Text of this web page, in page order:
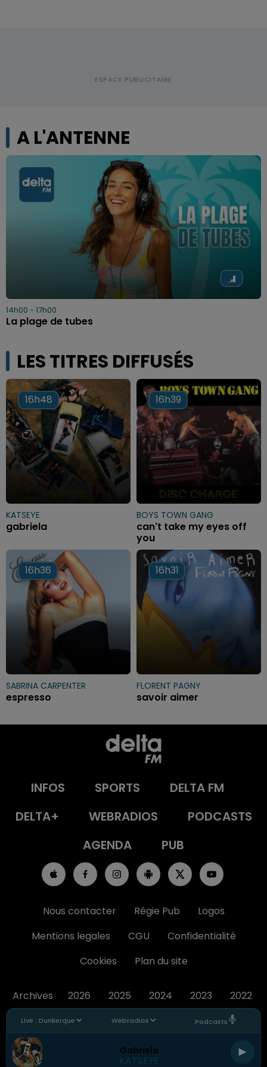
Live : Dunkerque Webradios Podcasts
Gabriela
KATSEYE
A L'ANTENNE
14h00 - 17h00
La plage de tubes
LES TITRES DIFFUSÉS
16h48
16h48
KATSEYE
gabriela
16h39
16h39
BOYS TOWN GANG
can't take my eyes off
you
16h36
16h36
SABRINA CARPENTER
espresso
16h31
16h31
FLORENT PAGNY
savoir aimer
INFOS SPORTS
DELTA FM
DELTA+
WEBRADIOS
PODCASTS
AGENDA
PUB
Nous contacter Régie Pub
Logos
Mentions legales
CGU
Confidentialité
Cookies
Plan du site
Archives 2026 2025 2024 2023 2022